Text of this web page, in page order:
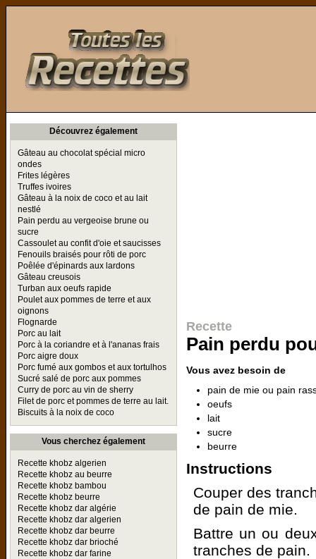
Découvrez également
Gâteau au chocolat spécial micro
ondes
Frites légères
Truffes ivoires
Gâteau à la noix de coco et au lait
nestlé
Pain perdu au vergeoise brune ou
sucre
Cassoulet au confit d'oie et saucisses
Fenouils braisés pour rôti de porc
Poêlée d'épinards aux lardons
Gâteau creusois
Turban aux oeufs rapide
Poulet aux pommes de terre et aux
oignons
Flognarde
Porc au lait
Porc à la coriandre et à l'ananas frais
Porc aigre doux
Porc fumé aux gombos et aux tortulhos
Sucré salé de porc aux pommes
Curry de porc au vin de sherry
Filet de porc et pommes de terre au lait.
Biscuits à la noix de coco
Vous cherchez également
Recette khobz algerien
Recette khobz au beurre
Recette khobz bambou
Recette khobz beurre
Recette khobz dar algérie
Recette khobz dar algerien
Recette khobz dar beurre
Recette khobz dar brioché
Recette khobz dar farine
Recette
Pain perdu
Vous avez besoin de
pain de mie ou pain
oeufs
lait
sucre
beurre
Instructions
Couper des
de pain de mie.
Battre un ou
tranches de pain.